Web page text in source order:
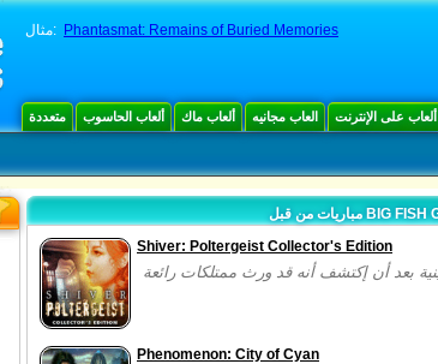
مثال: Phantasmat: Remains of Buried Memories
متعددة ألعاب الحاسوب ألعاب ماك العاب مجانيه ألعاب على الإنترنت
Shiver: Poltergeist Collector's Edition
Phenomenon: City of Cyan